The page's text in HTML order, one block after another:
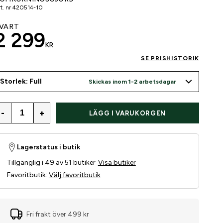
nr 420514-10
299KR
SE PRISHISTORIK
Storlek: Full Skickas inom 1-2 arbetsdagar
- + LÄGG I VARUKORGEN
Lagerstatus i butik
Tillgänglig i 49 av 51 butiker Visa butiker
Favoritbutik: Välj favoritbutik
Fri frakt över 499 kr